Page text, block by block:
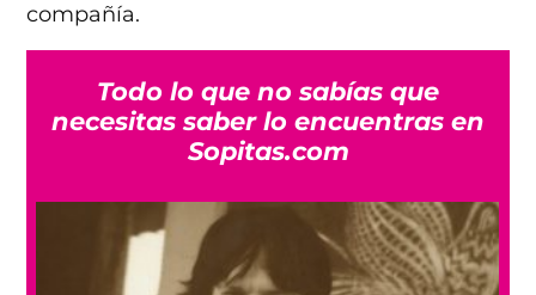
compañía.
Todo lo que no sabías que
necesitas saber lo encuentras en
Sopitas.com